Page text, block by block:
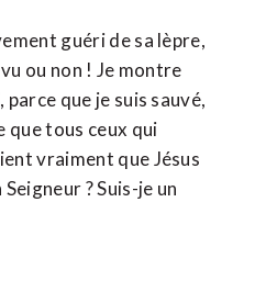
guéri de sa lèpre,
ou non ! Je montre
que je suis sauvé,
que tous ceux qui
vraiment que Jésus
? Suis-je un